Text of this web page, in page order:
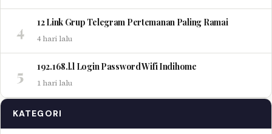
4 12 Link Grup Telegram Pertemanan Paling Ramai
4 hari lalu
5 192.168.l.l Login Password Wifi Indihome
1 hari lalu
KATEGORI